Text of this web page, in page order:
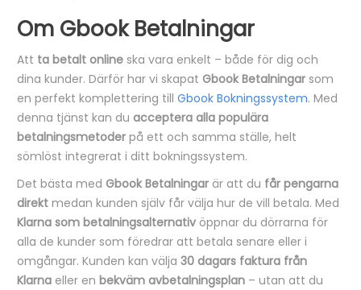
Om Gbook Betalningar
Att ta betalt online ska vara enkelt – både för dig och
dina kunder. Därför har vi skapat Gbook Betalningar som
en perfekt komplettering till Gbook Bokningssystem. Med
denna tjänst kan du acceptera alla populära
betalningsmetoder på ett och samma ställe, helt
sömlöst integrerat i ditt bokningssystem.
Det bästa med Gbook Betalningar är att du får pengarna
direkt medan kunden själv får välja hur de vill betala. Med
Klarna som betalningsalternativ öppnar du dörrarna för
alla de kunder som föredrar att betala senare eller i
omgångar. Kunden kan välja 30 dagars faktura från
Klarna eller en bekväm avbetalningsplan – utan att du